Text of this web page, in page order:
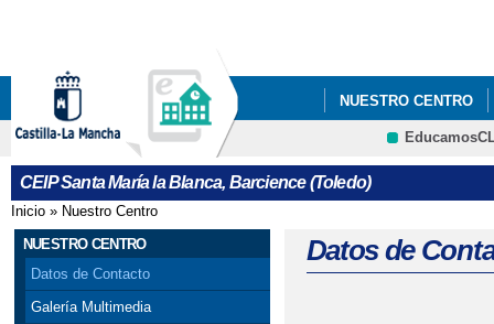
NUESTRO CENTRO
INFÓRMATE
CEIP Santa María la Blanca, Barcience (Toledo)
Se encuentra usted aquí
Inicio » Nuestro Centro
NUESTRO CENTRO
Datos de Contacto
Galería Multimedia
Datos de